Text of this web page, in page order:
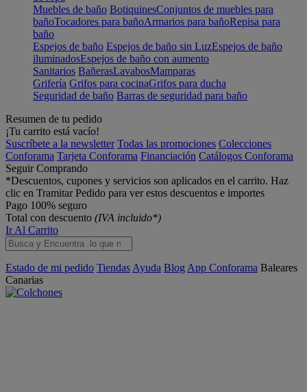
Muebles de baño BotiquinesConjuntos de muebles para
bañoTocadores para bañoArmarios para bañoRepisa para
baño
Espejos de baño Espejos de baño sin LuzEspejos de baño
iluminadosEspejos de baño con aumento
Sanitarios BañerasLavabosMamparas
Grifería Grifos para cocinaGrifos para ducha
Seguridad de baño Barras de seguridad para baño
Resumen de tu pedido
¡Tu carrito está vacío!
Suscríbete a la newsletter Todas las promociones Colecciones
Conforama Tarjeta Conforama Financiación Catálogos Conforama
Seguir Comprando
*Descuentos, cupones y servicios son aplicados en el carrito. Haz
clic en Tramitar Pedido para ver estos descuentos e importes
Pago 100% seguro
Total con descuento (IVA incluido*)
Ir Al Carrito
Estado de mi pedido Tiendas Ayuda Blog App Conforama Baleares
Canarias